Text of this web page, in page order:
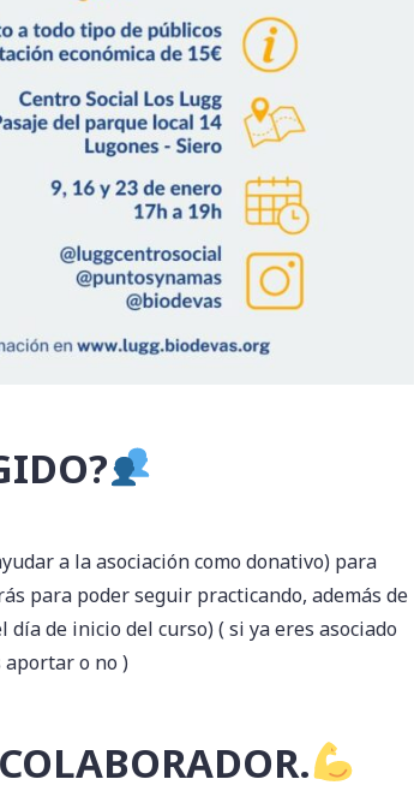
a la asociación como donativo) para
para poder seguir practicando, además de
de inicio del curso) ( si ya eres asociado
o no )